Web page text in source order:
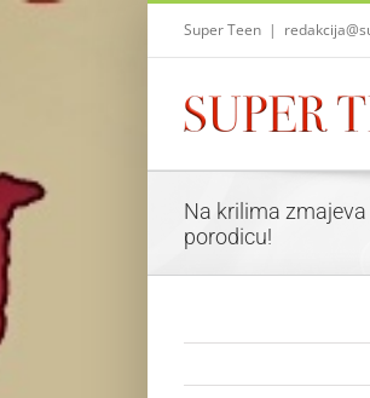
Skip
Super Teen |
Na krilima
porodicu!